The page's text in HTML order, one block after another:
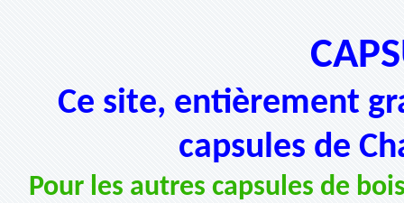
Ce site, entièrement
capsules de
Pour les autres capsules de